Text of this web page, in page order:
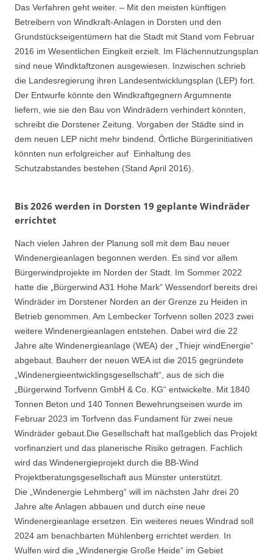
Das Verfahren geht weiter. – Mit den meisten künftigen
Betreibern von Windkraft-Anlagen in Dorsten und den
Grundstückseigentümern hat die Stadt mit Stand vom Februar
2016 im Wesentlichen Eingkeit erzielt. Im Flächennutzungsplan
sind neue Windktaftzonen ausgewiesen. Inzwischen schrieb
die Landesregierung ihren Landesentwicklungsplan (LEP) fort.
Der Entwurfe könnte den Windkraftgegnern Argumnente
liefern, wie sie den Bau von Windrädern verhindert könnten,
schreibt die Dorstener Zeitung. Vorgaben der Städte sind in
dem neuen LEP nicht mehr bindend. Örtliche Bürgerinitiativen
könnten nun erfolgreicher auf Einhaltung des
Schutzabstandes bestehen (Stand April 2016).
Bis 2026 werden in Dorsten 19 geplante Windräder
errichtet
Nach vielen Jahren der Planung soll mit dem Bau neuer
Windenergieanlagen begonnen werden. Es sind vor allem
Bürgerwindprojekte im Norden der Stadt. Im Sommer 2022
hatte die „Bürgerwind A31 Hohe Mark“ Wessendorf bereits drei
Windräder im Dorstener Norden an der Grenze zu Heiden in
Betrieb genommen. Am Lembecker Torfvenn sollen 2023 zwei
weitere Windenergieanlagen entstehen. Dabei wird die 22
Jahre alte Windenergieanlage (WEA) der „Thiejr windEnergie“
abgebaut. Bauherr der neuen WEA ist die 2015 gegründete
„Windenergieentwicklingsgesellschaft“, aus de sich die
„Bürgerwind Torfvenn GmbH & Co. KG“ entwickelte. Mit 1840
Tonnen Beton und 140 Tonnen Bewehrungseisen wurde im
Februar 2023 im Torfvenn das Fundament für zwei neue
Windräder gebaut.Die Gesellschaft hat maßgeblich das Projekt
vorfinanziert und das planerische Risiko getragen. Fachlich
wird das Windenergieprojekt durch die BB-Wind
Projektberatungsgesellschaft aus Münster unterstützt.
Die „Windenergie Lehmberg“ will im nächsten Jahr drei 20
Jahre alte Anlagen abbauen und durch eine neue
Windenergieanlage ersetzen. Ein weiteres neues Windrad soll
2024 am benachbarten Mühlenberg errichtet werden. In
Wulfen wird die „Windenergie Große Heide“ im Gebiet